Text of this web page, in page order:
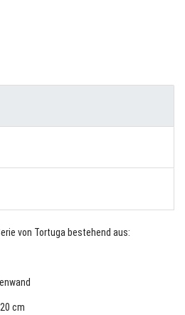
von Tortuga bestehend aus:
cm